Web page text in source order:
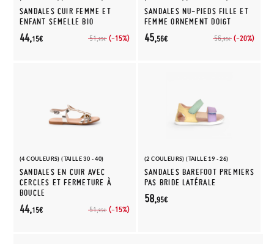
SANDALES CUIR FEMME ET
ENFANT SEMELLE BIO
51,95€ (-15%)
44,15€
SANDALES NU-PIEDS FILLE ET
FEMME ORNEMENT DOIGT
56,95€ (-20%)
45,56€
(4 COULEURS) (TAILLE 30 - 40)
SANDALES EN CUIR AVEC
CERCLES ET FERMETURE À
BOUCLE
51,95€ (-15%)
44,15€
(2 COULEURS) (TAILLE 19 - 26)
SANDALES BAREFOOT PREMIERS
PAS BRIDE LATÉRALE
58,95€